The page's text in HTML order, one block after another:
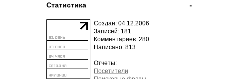
-
Статистика
Создан: 04.12.2006
Записей: 181
Комментариев: 280
Написано: 813
Отчеты:
Посетители